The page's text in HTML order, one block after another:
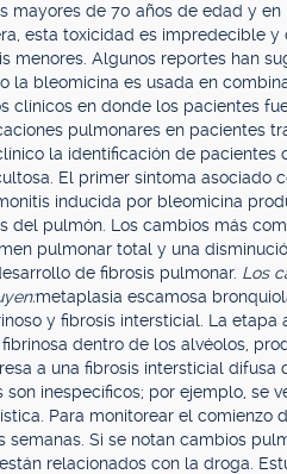
de 70 años de edad y
esta toxicidad es impredecible y
menores. Algunos reportes han
la bleomicina es usada en
clínicos en donde los pacientes
pulmonares en pacientes
la identificación de pacientes
El primer síntoma asociado
inducida por bleomicina
del pulmón. Los cambios más
pulmonar total y una
de fibrosis pulmonar. Los
metaplasia escamosa
y fibrosis intersticial. La etapa
dentro de los alvéolos,
a una fibrosis intersticial difusa
inespecíficos; por ejemplo, se
Para monitorear el comienzo
Si se notan cambios
relacionados con la droga.